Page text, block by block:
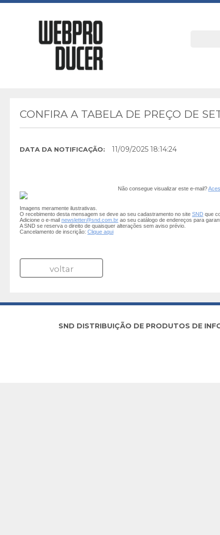
CONFIRA A TABELA DE PREÇO DE
DATA DA NOTIFICAÇÃO: 11/09/2025 18:14:24
Não consegue visualizar este e-mail?
Imagens meramente ilustrativas.
O recebimento desta mensagem se deve ao seu cadastramento no site SND que
Adicione o e-mail newsletter@snd.com.br ao seu catálogo de endereços para
A SND se reserva o direito de quaisquer alterações sem aviso prévio.
Cancelamento de inscrição: Clique aqui
voltar
SND DISTRIBUIÇÃO DE PRODUTOS DE